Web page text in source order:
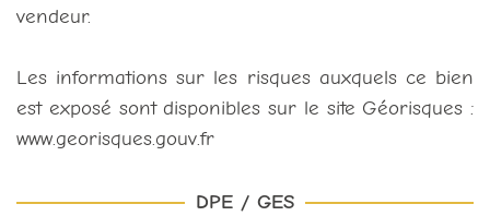
vendeur.
Les informations sur les risques auxquels ce bien
est exposé sont disponibles sur le site Géorisques :
www.georisques.gouv.fr
DPE / GES